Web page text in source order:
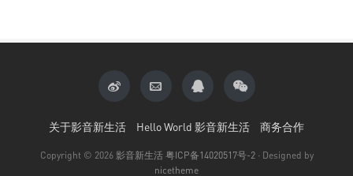
关于影音新生活 Hello World 影音新生活 商务合作
Copyright © 2026 影音新生活 粤ICP备14020517号-2 · Designed by
nicetheme